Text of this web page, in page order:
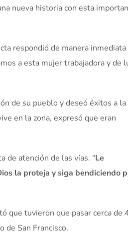
nueva historia con esta
respondió de manera inmediata
a esta mujer trabajadora y de
de su pueblo y deseó éxitos a la
en la zona, expresó que eran
de atención de las vías. “Le
la proteja y siga bendiciendo
que tuvieron que pasar cerca de
de San Francisco.